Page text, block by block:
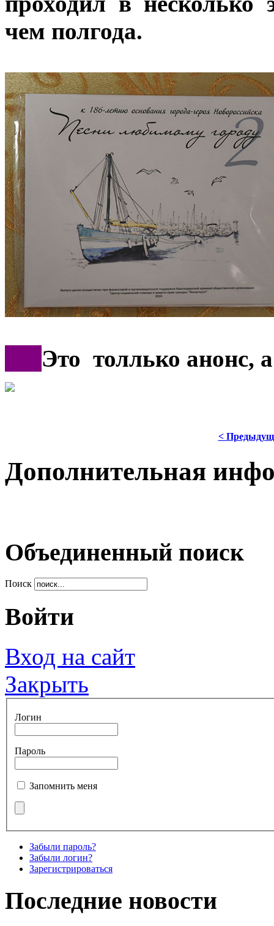
чем полгода.
Это толлько анонс,
<
Дополнительная
Объединенный поиск
Поиск
Войти
Вход на сайт
Закрыть
Логин
Пароль
Запомнить меня
Забыли пароль?
Забыли логин?
Зарегистрироваться
Последние новости